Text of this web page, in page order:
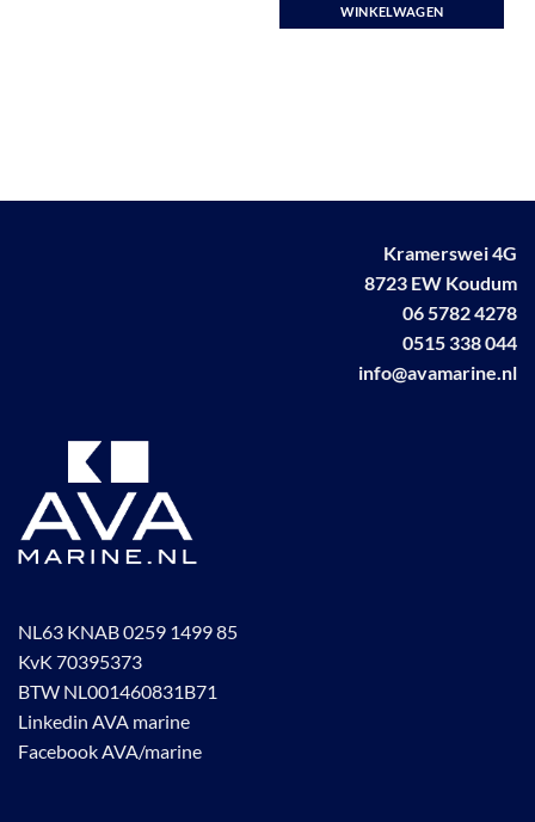
WINKELWAGEN
Kramerswei 4G
8723 EW Koudum
06 5782 4278
0515 338 044
info@avamarine.nl
NL63 KNAB 0259 1499 85
KvK 70395373
BTW NL001460831B71
Linkedin AVA marine
Facebook AVA/marine